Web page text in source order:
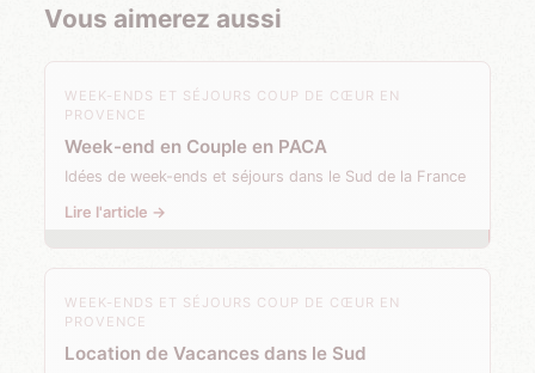
Vous aimerez aussi
WEEK-ENDS ET SÉJOURS COUP DE CŒUR EN
PROVENCE
Week-end en Couple en PACA
Idées de week-ends et séjours dans le Sud de la France
Lire l'article →
WEEK-ENDS ET SÉJOURS COUP DE CŒUR EN
PROVENCE
Location de Vacances dans le Sud